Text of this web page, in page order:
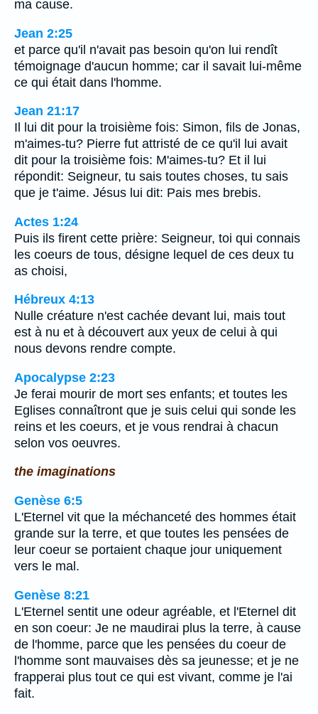
ma cause.
Jean 2:25
et parce qu'il n'avait pas besoin qu'on lui rendît
témoignage d'aucun homme; car il savait lui-même
ce qui était dans l'homme.
Jean 21:17
Il lui dit pour la troisième fois: Simon, fils de Jonas,
m'aimes-tu? Pierre fut attristé de ce qu'il lui avait
dit pour la troisième fois: M'aimes-tu? Et il lui
répondit: Seigneur, tu sais toutes choses, tu sais
que je t'aime. Jésus lui dit: Pais mes brebis.
Actes 1:24
Puis ils firent cette prière: Seigneur, toi qui connais
les coeurs de tous, désigne lequel de ces deux tu
as choisi,
Hébreux 4:13
Nulle créature n'est cachée devant lui, mais tout
est à nu et à découvert aux yeux de celui à qui
nous devons rendre compte.
Apocalypse 2:23
Je ferai mourir de mort ses enfants; et toutes les
Eglises connaîtront que je suis celui qui sonde les
reins et les coeurs, et je vous rendrai à chacun
selon vos oeuvres.
the imaginations
Genèse 6:5
L'Eternel vit que la méchanceté des hommes était
grande sur la terre, et que toutes les pensées de
leur coeur se portaient chaque jour uniquement
vers le mal.
Genèse 8:21
L'Eternel sentit une odeur agréable, et l'Eternel dit
en son coeur: Je ne maudirai plus la terre, à cause
de l'homme, parce que les pensées du coeur de
l'homme sont mauvaises dès sa jeunesse; et je ne
frapperai plus tout ce qui est vivant, comme je l'ai
fait.